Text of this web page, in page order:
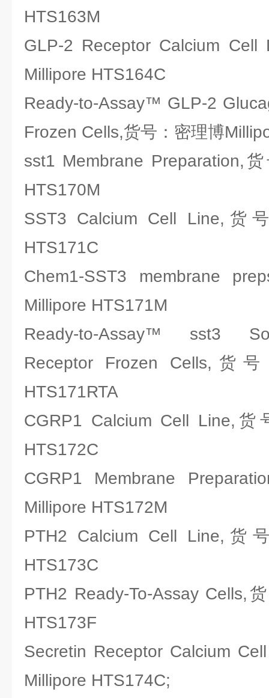
HTS163M
GLP-2 Receptor Calcium
Millipore HTS164C
Ready-to-Assay™ GLP-2
Frozen Cells,货号：密理博
sst1 Membrane Preparation,
HTS170M
SST3 Calcium Cell Line,货
HTS171C
Chem1-SST3 membrane
Millipore HTS171M
Ready-to-Assay™ sst3
Receptor Frozen Cells,货
HTS171RTA
CGRP1 Calcium Cell Line,
HTS172C
CGRP1 Membrane
Millipore HTS172M
PTH2 Calcium Cell Line,货
HTS173C
PTH2 Ready-To-Assay Cells,
HTS173F
Secretin Receptor Calcium
Millipore HTS174C;